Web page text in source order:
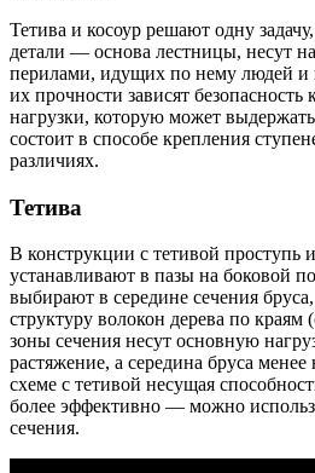
Тетива и косоур решают одну
детали — основа лестницы, несут
перилами, идущих по нему людей и
их прочности зависят
нагрузки, которую может
состоит в способе крепления
различиях.
Тетива
В конструкции с тетивой проступь
устанавливают в пазы на боковой
выбирают в середине сечения
структуру волокон дерева по краям
зоны сечения несут основную
растяжение, а середина бруса
схеме с тетивой несущая
более эффективно — можно
сечения.